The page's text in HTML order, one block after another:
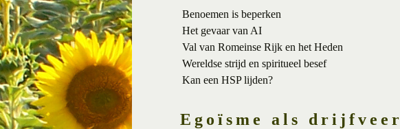
Benoemen is beperken
Het gevaar van AI
Val van Romeinse Rijk en het Heden
Wereldse strijd en spiritueel besef
Kan een HSP lijden?
Egoïsme als drijfveer